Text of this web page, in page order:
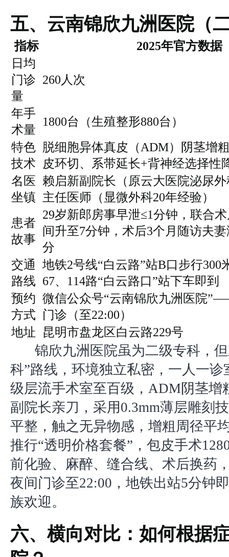
五、云南锦欣九洲医院（
指标
2025年官方数据
日均
门诊
量
260人次
年手
术量
1800台（生殖整形880台）
特色
技术
脱细胞异体真皮（ADM）阴茎增
皮环切、系带延长+背神经选择性
名医
坐镇
赖启新副院长（原云大医院泌尿
主任医师（显微外科20年经验）
患者
故事
29岁新郎房事早泄≤1分钟，联合
间升至7分钟，术后3个月随访夫
分
交通
路线
地铁2号线“白云路”站B口步行300
67、114路“白云路口”站下车即到
预约
方式
微信公众号“云南锦欣九洲医院
门诊（至22:00）
地址
昆明市盘龙区白云路229号
锦欣九洲医院虽为二级专科，
科”路线，环境独立私密，一人一诊
级层流手术室至百级，ADM阴茎增
副院长亲刀，采用0.3mm薄层雕刻
平整，触之无异物感，增粗周径平
推行“透明价格套餐”，包皮手术
前化验、麻醉、缝合线、术后换药
夜间门诊至22:00，地铁出站5分钟
族欢迎。
六、横向对比：如何根据